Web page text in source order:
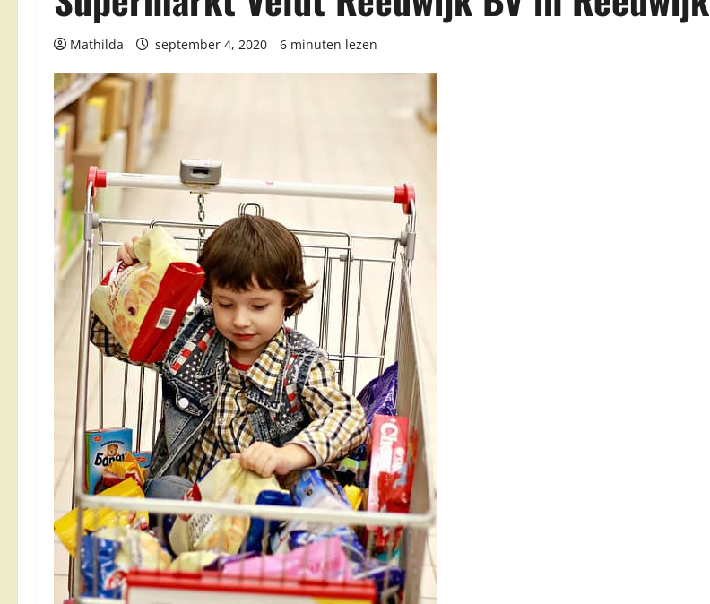
Mathilda september 4, 2020 6 minuten lezen